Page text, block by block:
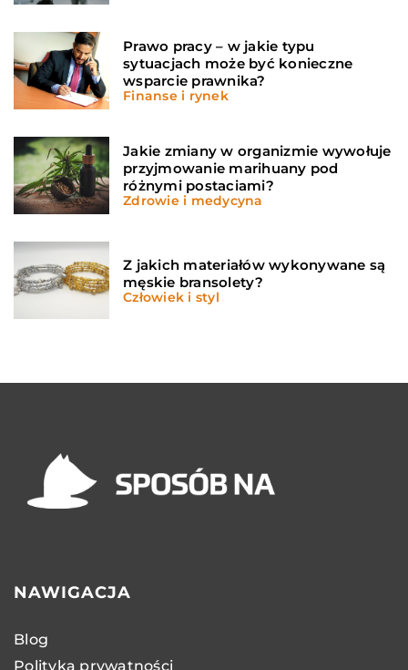
Prawo pracy – w jakie typu
sytuacjach może być konieczne
wsparcie prawnika?
Finanse i rynek
Jakie zmiany w organizmie wywołuje
przyjmowanie marihuany pod
różnymi postaciami?
Zdrowie i medycyna
Z jakich materiałów wykonywane są
męskie bransolety?
Człowiek i styl
NAWIGACJA
Blog
Polityka prywatności